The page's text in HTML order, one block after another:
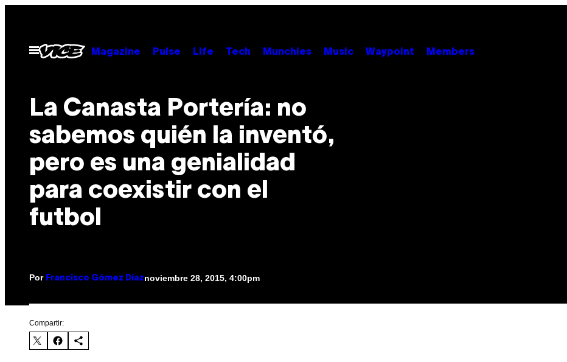
contenido
Abrir
Menú
Magazine Pulse Life Tech Munchies Music Waypoint Members
La Canasta Portería: no
sabemos quién la inventó,
pero es una genialidad
para coexistir con el
futbol
Por Francisco Gómez Díaznoviembre 28, 2015, 4:00pm
Compartir: